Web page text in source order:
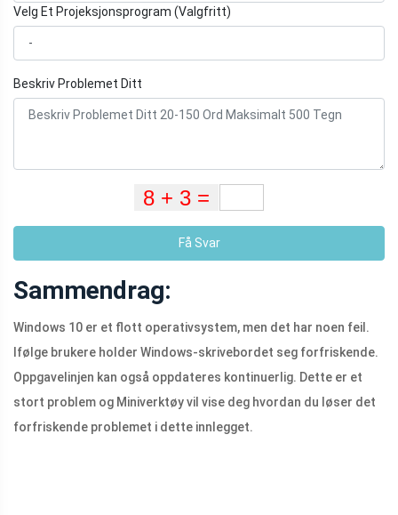
Velg Et Projeksjonsprogram (Valgfritt)
Beskriv Problemet Ditt
Få Svar
Sammendrag:
Windows 10 er et flott operativsystem, men det har noen feil.
Ifølge brukere holder Windows-skrivebordet seg forfriskende.
Oppgavelinjen kan også oppdateres kontinuerlig. Dette er et
stort problem og Miniverktøy vil vise deg hvordan du løser det
forfriskende problemet i dette innlegget.